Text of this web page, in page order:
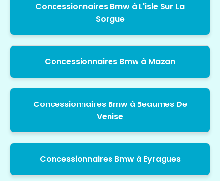
Concessionnaires Bmw à L'isle Sur La
Sorgue
Concessionnaires Bmw à Mazan
Concessionnaires Bmw à Beaumes De
Venise
Concessionnaires Bmw à Eyragues